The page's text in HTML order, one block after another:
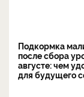
Подкормка
после сбора
августе: чем
для будущего